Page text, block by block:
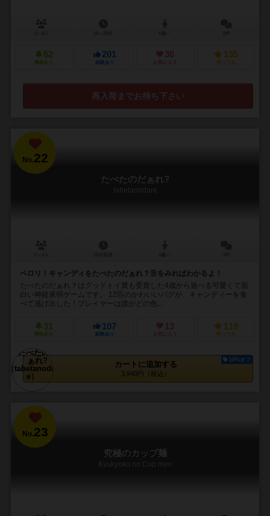
62
興味あり
201
経験あり
36
お気に入り
135
持ってる
再入荷までお待ち下さい
No.22
たべたのだぁれ?
tabetanodare
ペロリ！キャンディをたべたのだぁれ？舌をみればわかるよ！
たべたのだぁれ？はグッドトイ賞も受賞した4歳から遊べる可愛くて面
白い神経衰弱ゲームです。 12匹のかわいいパグが、キャンディーを食
べて逃げ出した！プレイヤーは誰がどの色...
31
興味あり
107
経験あり
13
お気に入り
119
持ってる
10%オフ
カートに追加する
3,940円（税込）
No.23
究極のカップ麺
Kyukyoku no Cup men